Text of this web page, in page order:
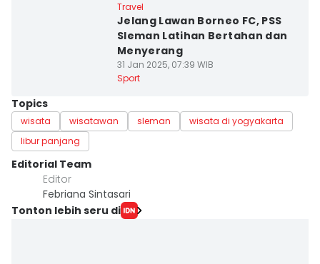
Travel
Jelang Lawan Borneo FC, PSS
Sleman Latihan Bertahan dan
Menyerang
31 Jan 2025, 07:39 WIB
Sport
Topics
wisata wisatawan sleman
wisata di yogyakarta
libur panjang
Editorial Team
Editor
Febriana Sintasari
Tonton lebih seru di